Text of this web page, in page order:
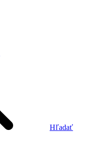
Hľadať